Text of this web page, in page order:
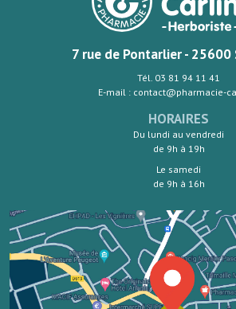
7 rue de Pontarlier - 25600
Tél. 03 81 94 11 41
E-mail : contact@pharmacie-
HORAIRES
Du lundi au vendredi
de 9h à 19h
Le samedi
de 9h à 16h